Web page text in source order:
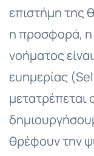
επιστήμη της
η προσφορά, η
νοήματος
ευημερίας
μετατρέπεται
θρέφουν την